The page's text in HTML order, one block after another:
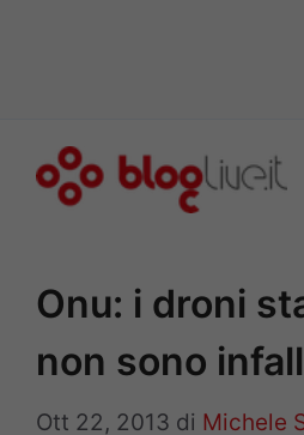
Onu: i droni
non sono
Ott 22, 2013 di Michele